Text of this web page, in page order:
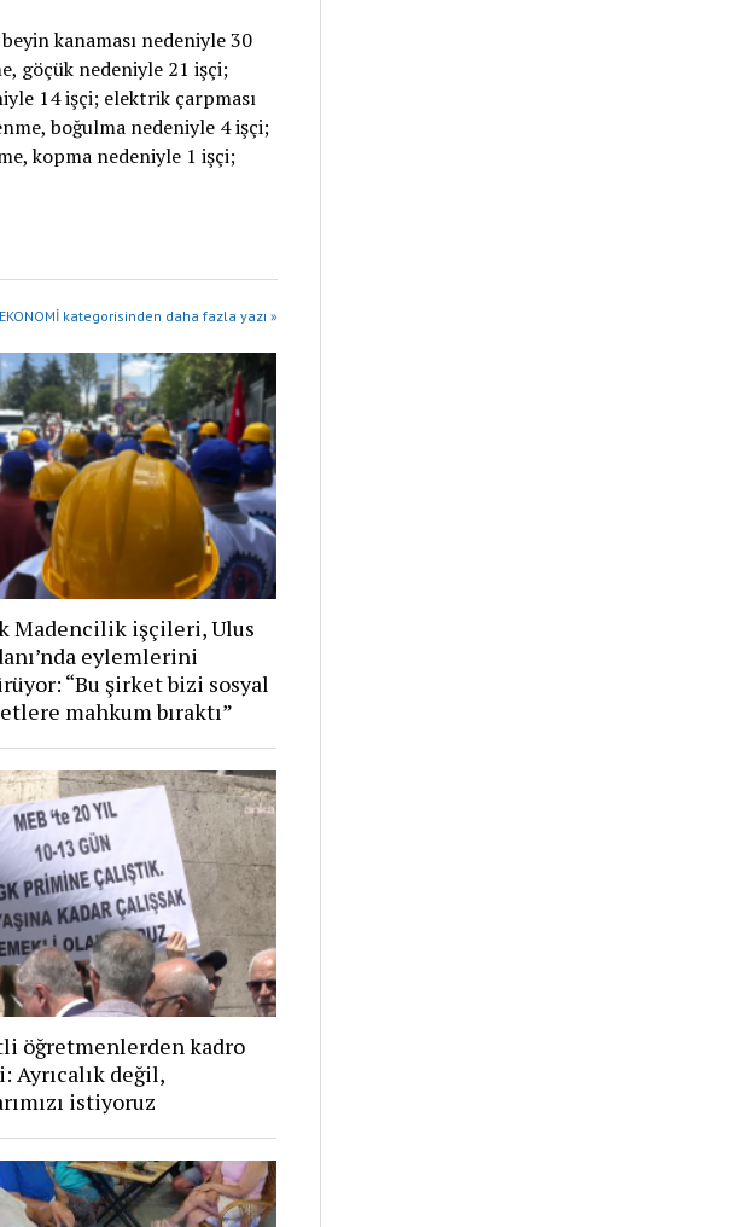
kanaması nedeniyle 30
göçük nedeniyle 21 işçi;
14 işçi; elektrik çarpması
boğulma nedeniyle 4 işçi;
kopma nedeniyle 1 işçi;
EKONOMİ kategorisinden daha fazla yazı »
Madencilik işçileri, Ulus
eylemlerini
“Bu şirket bizi sosyal
mahkum bıraktı”
öğretmenlerden kadro
Ayrıcalık değil,
istiyoruz